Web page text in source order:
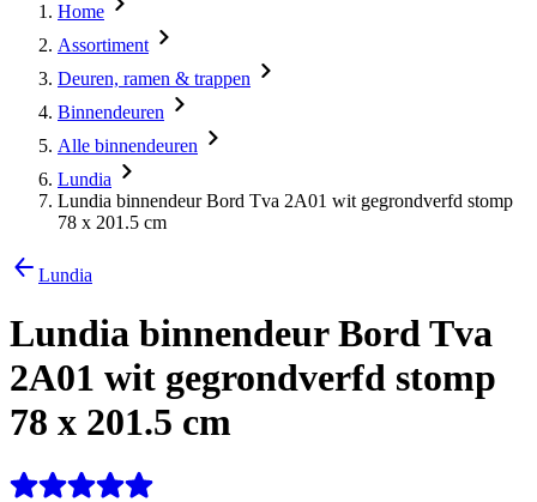
Home
Assortiment
Deuren, ramen & trappen
Binnendeuren
Alle binnendeuren
Lundia
Lundia binnendeur Bord Tva 2A01 wit gegrondverfd stomp
78 x 201.5 cm
Lundia
Lundia binnendeur Bord Tva
2A01 wit gegrondverfd stomp
78 x 201.5 cm